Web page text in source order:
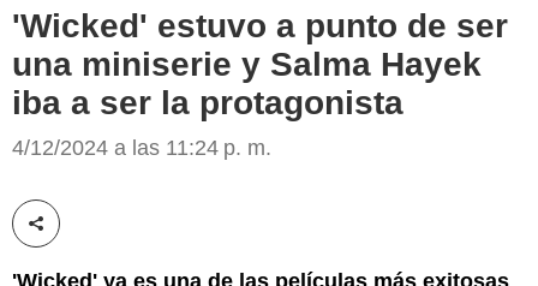
'Wicked' estuvo a punto de ser
una miniserie y Salma Hayek
iba a ser la protagonista
4/12/2024 a las 11:24 p. m.
Compartir esta noticia
'Wicked' ya es una de las películas más exitosas
Universal Pictures